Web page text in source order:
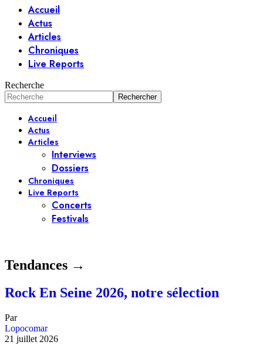
Accueil
Actus
Articles
Chroniques
Live Reports
Recherche
Accueil
Actus
Articles
Interviews
Dossiers
Chroniques
Live Reports
Concerts
Festivals
Tendances →
Rock En Seine 2026, notre sélection
Par
Lopocomar
21 juillet 2026